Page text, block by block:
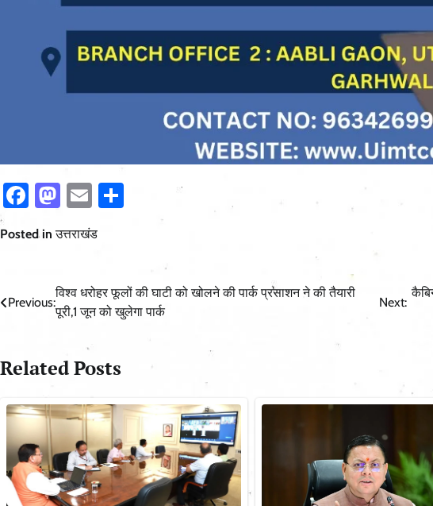
Facebook
Mastodon
EmailShare
Posted inउत्तराखंड
Post
navigation
Previous:
विश्व धरोहर फूलों की घाटी को खोलने की पार्क प्रसाशन ने की तैयारी
पूरी,1 जून को खुलेगा पार्क
Next:
Related Posts